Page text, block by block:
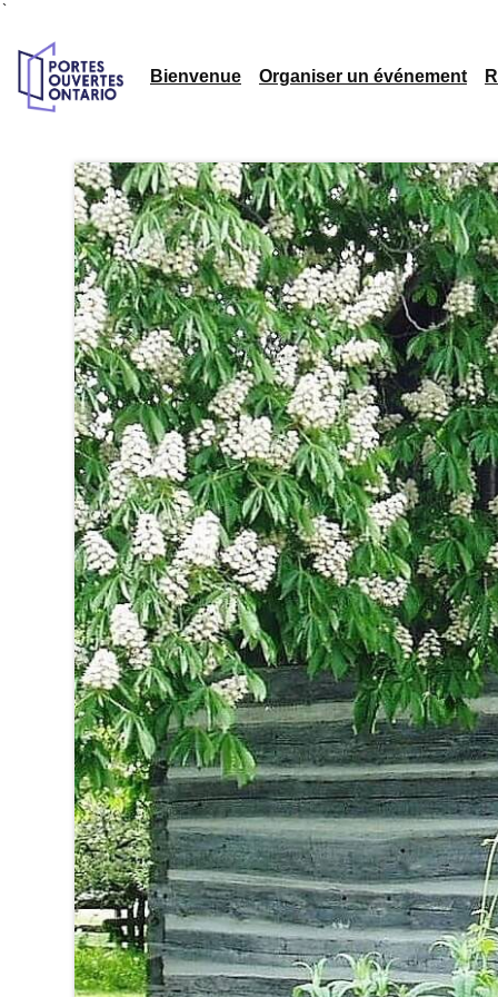
`
Bienvenue Organiser un événement